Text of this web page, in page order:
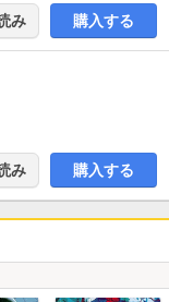
み 購入する
み 購入する